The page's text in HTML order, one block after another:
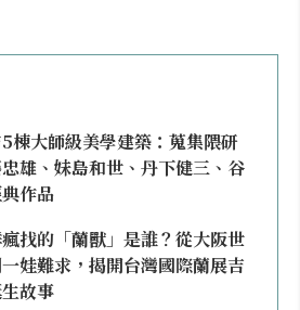
棟大師級美學建築：蒐集隈研
雄、妹島和世、丹下健三、谷
作品
找的「蘭獸」是誰？從大阪世
娃難求，揭開台灣國際蘭展吉
故事